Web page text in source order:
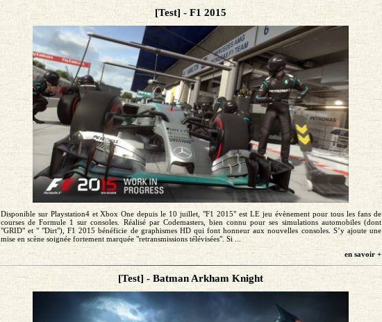
[Test] - F1 2015
Disponible sur Playstation4 et Xbox One depuis le 10 juillet, "F1 2015" est LE jeu évènement pour tous les fans de
courses de Formule 1 sur consoles. Réalisé par Codemasters, bien connu pour ses simulations automobiles (dont
"GRID" et " "Dirt"), F1 2015 bénéficie de graphismes HD qui font honneur aux nouvelles consoles. S’y ajoute une
mise en scène soignée fortement marquée "retransmissions télévisées". Si ...
en savoir +
[Test] - Batman Arkham Knight